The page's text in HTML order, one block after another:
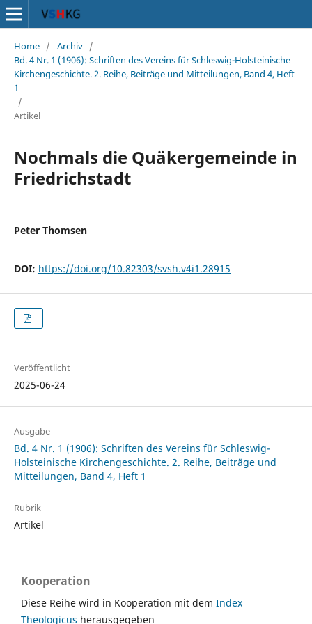
Home / Archiv /
Bd. 4 Nr. 1 (1906): Schriften des Vereins für Schleswig-Holsteinische
Kirchengeschichte. 2. Reihe, Beiträge und Mitteilungen, Band 4, Heft
1
/
Artikel
Nochmals die Quäkergemeinde in
Friedrichstadt
Peter Thomsen
DOI: https://doi.org/10.82303/svsh.v4i1.28915
Veröffentlicht
2025-06-24
Ausgabe
Bd. 4 Nr. 1 (1906): Schriften des Vereins für Schleswig-
Holsteinische Kirchengeschichte. 2. Reihe, Beiträge und
Mitteilungen, Band 4, Heft 1
Rubrik
Artikel
Kooperation
Diese Reihe wird in Kooperation mit dem Index
Theologicus herausgegeben